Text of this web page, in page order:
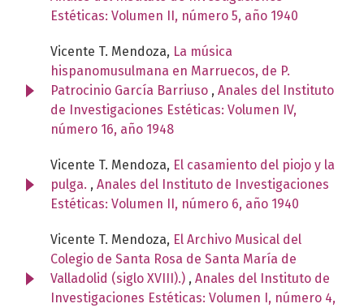
Estéticas: Volumen II, número 5, año 1940
Vicente T. Mendoza, La música
hispanomusulmana en Marruecos, de P.
Patrocinio García Barriuso , Anales del Instituto
de Investigaciones Estéticas: Volumen IV,
número 16, año 1948
Vicente T. Mendoza, El casamiento del piojo y la
pulga. , Anales del Instituto de Investigaciones
Estéticas: Volumen II, número 6, año 1940
Vicente T. Mendoza, El Archivo Musical del
Colegio de Santa Rosa de Santa María de
Valladolid (siglo XVIII).) , Anales del Instituto de
Investigaciones Estéticas: Volumen I, número 4,